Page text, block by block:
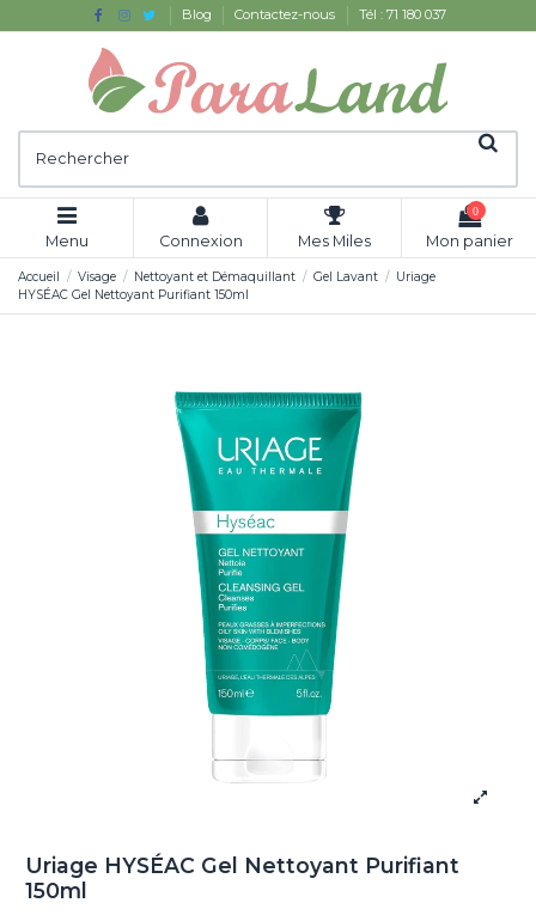
Blog Contactez-nous Tél : 71 180 037
Menu Connexion Mes Miles
0
Mon panier
Accueil Visage Nettoyant et Démaquillant Gel Lavant
Uriage
HYSÉAC Gel Nettoyant Purifiant 150ml
Uriage HYSÉAC Gel Nettoyant Purifiant
150ml